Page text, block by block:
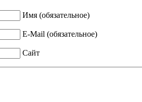
Имя (обязательное)
E-Mail (обязательное)
Сайт